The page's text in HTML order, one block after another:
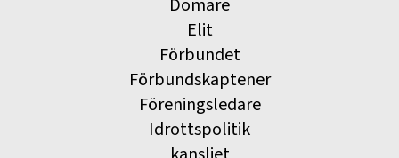
Domare
Elit
Förbundet
Förbundskaptener
Föreningsledare
Idrottspolitik